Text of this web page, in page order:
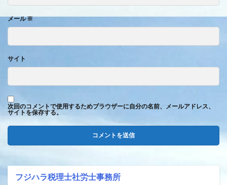
メール※
サイト
次回のコメントで使用するためブラウザーに自分の名前、メールアドレス、
サイトを保存する。
フジハラ税理士社労士事務所